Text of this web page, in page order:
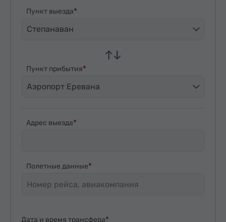
Пункт выезда
Степанаван
Пункт прибытия
Аэропорт Еревана
Адрес выезда
Полетные данные
Дата и время трансфера